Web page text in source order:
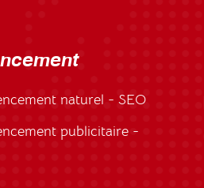
naturel - SEO
publicitaire -